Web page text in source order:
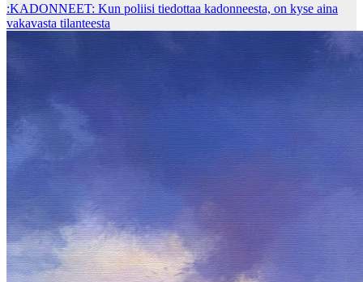
:KADONNEET: Kun poliisi tiedottaa kadonneesta, on kyse aina
vakavasta tilanteesta